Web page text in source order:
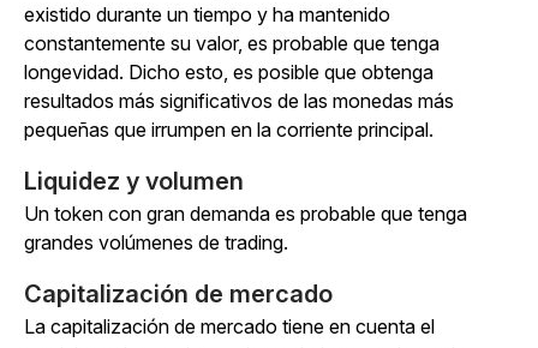
existido durante un tiempo y ha mantenido
constantemente su valor, es probable que tenga
longevidad. Dicho esto, es posible que obtenga
resultados más significativos de las monedas más
pequeñas que irrumpen en la corriente principal.
Liquidez y volumen
Un token con gran demanda es probable que tenga
grandes volúmenes de trading.
Capitalización de mercado
La capitalización de mercado tiene en cuenta el